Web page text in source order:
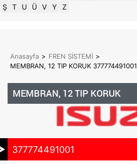
Ş T U Ü V Y Z
Anasayfa > FREN SİSTEMİ >
MEMBRAN, 12 TIP KORUK 377774491001
MEMBRAN, 12 TIP KORUK
377774491001